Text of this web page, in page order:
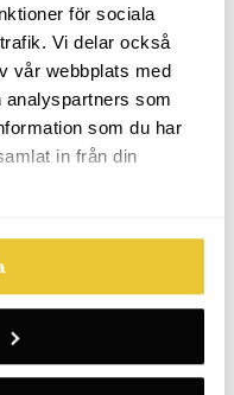
för sociala
Vi delar också
vår webbplats med
som
som du har
in från din
AvPernilla2024-10-07